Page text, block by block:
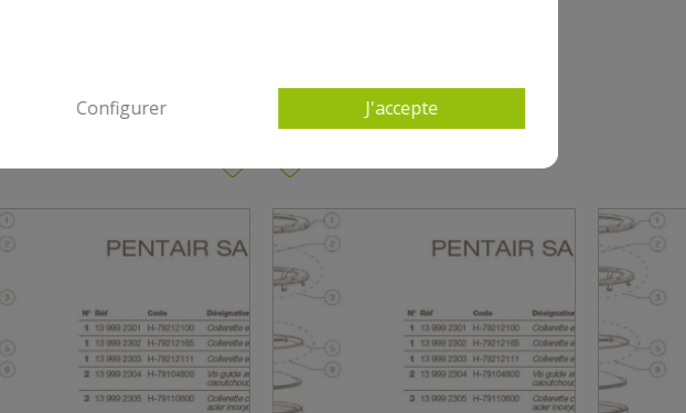
8 AUTRES PRODUITS DANS PROJECTEUR PENTAIR
Configurer J'accepte